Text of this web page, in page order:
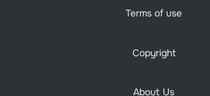
Terms of use
Copyright
About Us